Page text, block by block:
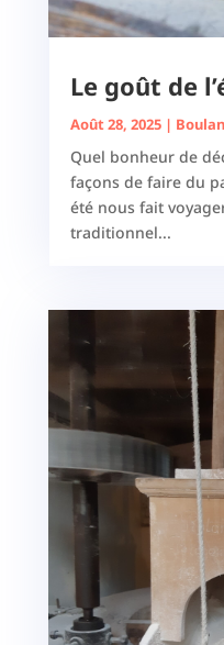
Le goût de
Août 28, 2025|
Quel bonheur de
façons de faire du
été nous fait
traditionnel...